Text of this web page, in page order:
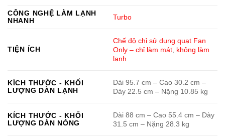
CÔNG NGHỆ LÀM LẠNH
NHANH
Turbo
TIỆN ÍCH
Chế độ chỉ sử dụng quạt Fan
Only – chỉ làm mát, không làm
lạnh
KÍCH THƯỚC - KHỐI
LƯỢNG DÀN LẠNH
Dài 95.7 cm – Cao 30.2 cm –
Dày 22.5 cm – Nặng 10.85 kg
KÍCH THƯỚC - KHỐI
LƯỢNG DÀN NÓNG
Dài 88 cm – Cao 55.4 cm – Dày
31.5 cm – Nặng 28.3 kg